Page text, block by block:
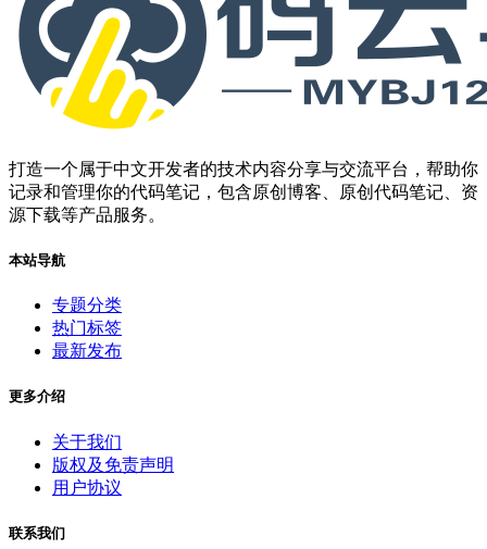
打造一个属于中文开发者的技术内容分享与交流平台，帮助你
记录和管理你的代码笔记，包含原创博客、原创代码笔记、资
源下载等产品服务。
本站导航
专题分类
热门标签
最新发布
更多介绍
关于我们
版权及免责声明
用户协议
联系我们